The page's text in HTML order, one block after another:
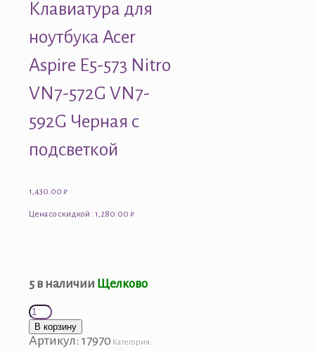
Клавиатура для
ноутбука Acer
Aspire E5-573 Nitro
VN7-572G VN7-
592G Черная с
подсветкой
1,430.00 ₽
Цена со скидкой : 1,280.00 ₽
5 в наличии Щелково
Количество
товара
Клавиатура
В корзину
Артикул: 17970 Категория: